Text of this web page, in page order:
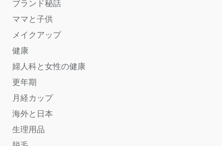
ブランド秘話
ママと子供
メイクアップ
健康
婦人科と女性の健康
更年期
月経カップ
海外と日本
生理用品